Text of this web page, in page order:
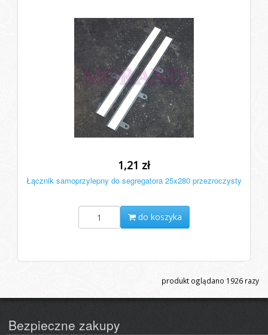
1,21 zł
Łącznik samoprzylepny do segregatora 25x280 przezroczysty
do koszyka
produkt oglądano 1926 razy
Bezpieczne zakupy